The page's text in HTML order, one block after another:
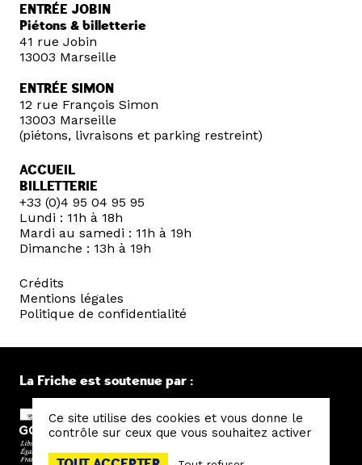
ENTRÉE JOBIN
Piétons & billetterie
41 rue Jobin
13003 Marseille
ENTRÉE SIMON
12 rue François Simon
13003 Marseille
(piétons, livraisons et parking restreint)
ACCUEIL
BILLETTERIE
+33 (0)4 95 04 95 95
Lundi : 11h à 18h
Mardi au samedi : 11h à 19h
Dimanche : 13h à 19h
Crédits
Mentions légales
Politique de confidentialité
La Friche est soutenue par :
Ce site utilise des cookies et vous donne le
contrôle sur ceux que vous souhaitez activer